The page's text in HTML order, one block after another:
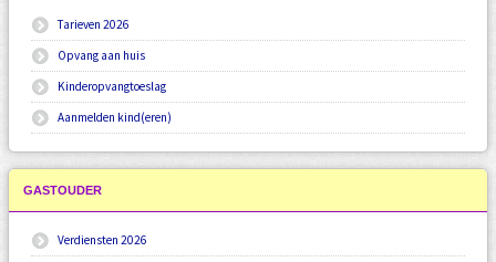
Tarieven 2026
Opvang aan huis
Kinderopvangtoeslag
Aanmelden kind(eren)
GASTOUDER
Verdiensten 2026